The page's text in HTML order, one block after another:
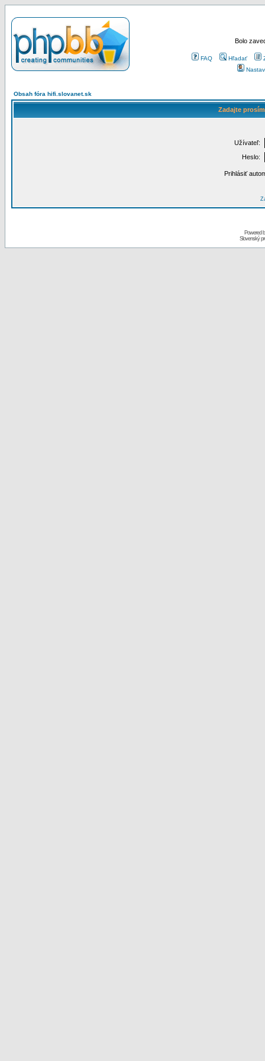
Bolo
FAQ Hľadať
Obsah fóra hifi.slovanet.sk
Zadajte
Užívateľ:
Heslo:
Prihlásiť
Powered
Slovenský